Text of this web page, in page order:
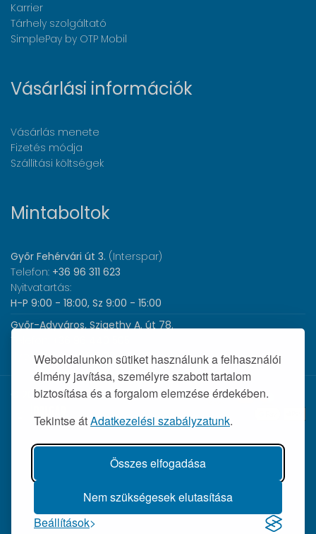
Weboldalunkon sütiket használunk a felhasználói
élmény javítása, személyre szabott tartalom
biztosítása és a forgalom elemzése érdekében.
Tekintse átAdatkezelési szabályzatunk.
Összes elfogadása
Nem szükségesek elutasítása
Beállítások
Karrier
Tárhely szolgáltató
SimplePay by OTP Mobil
Vásárlási információk
Vásárlás menete
Fizetés módja
Szállítási költségek
Mintaboltok
Győr Fehérvári út 3. (Interspar)
Telefon: +36 96 311 623
Nyitvatartás:
H-P 9:00 - 18:00, Sz 9:00 - 15:00
Győr-Adyváros, Szigethy A. út 78.
Telefon:
Nyitvatartás:H-P 8:00 - 17:00
© 2026 Wolf Orvosi Műszer Kft. |